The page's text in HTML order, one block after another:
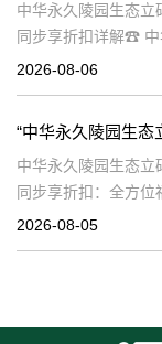
中华永久陵园生态立
同步享折扣详解☎
5063在现代社会，人
2026-08-06
中华永久陵园生态立
同步享折扣：全方
华永久陵园电话
2026-08-05